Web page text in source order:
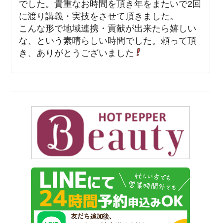
でした。貴重なお時間を頂き年をまたいで2回
に渡り講義・実技をさせて頂きました。
こんな形で地域連携・貢献が出来たら嬉しい
な、という素晴らしい時間でした。頼って頂
き、ありがとうございました